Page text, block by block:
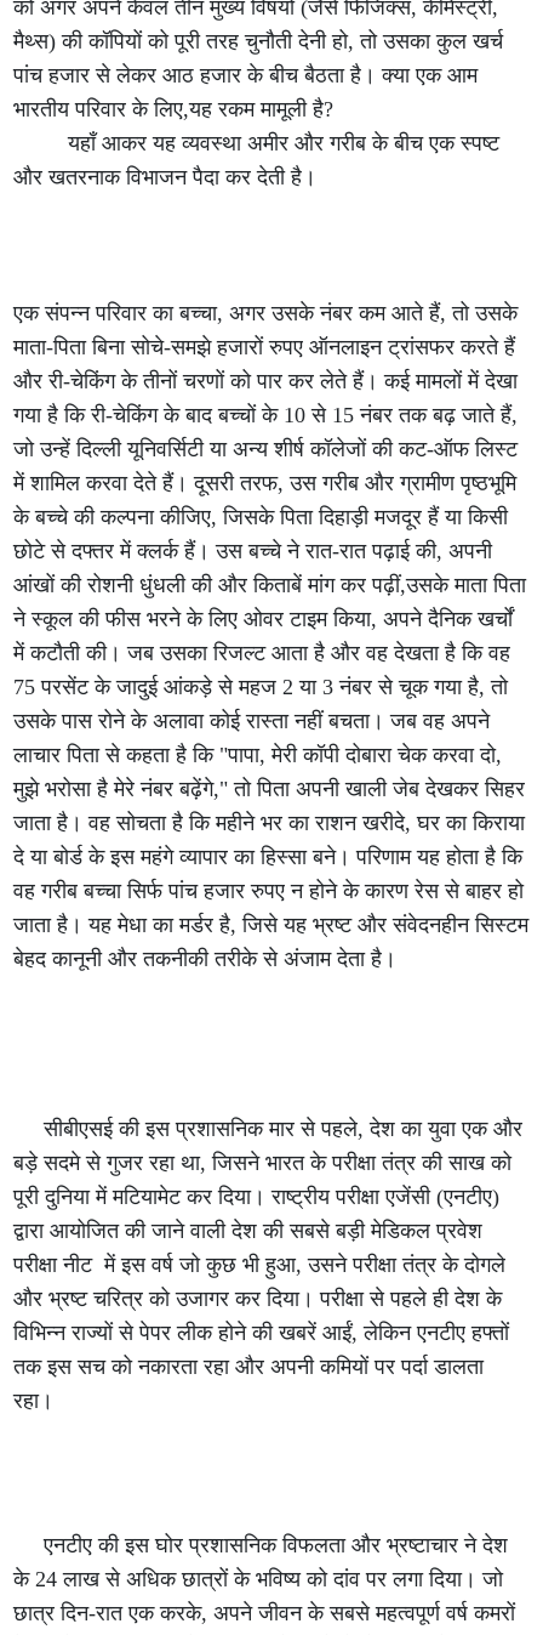
को अगर अपने केवल तीन मुख्य विषयों (जैसे फिजिक्स, केमिस्ट्री,
मैथ्स) की कॉपियों को पूरी तरह चुनौती देनी हो, तो उसका कुल खर्च
पांच हजार से लेकर आठ हजार के बीच बैठता है। क्या एक आम
भारतीय परिवार के लिए,यह रकम मामूली है?
यहाँ आकर यह व्यवस्था अमीर और गरीब के बीच एक स्पष्ट
और खतरनाक विभाजन पैदा कर देती है।
एक संपन्न परिवार का बच्चा, अगर उसके नंबर कम आते हैं, तो उसके
माता-पिता बिना सोचे-समझे हजारों रुपए ऑनलाइन ट्रांसफर करते हैं
और री-चेकिंग के तीनों चरणों को पार कर लेते हैं। कई मामलों में देखा
गया है कि री-चेकिंग के बाद बच्चों के 10 से 15 नंबर तक बढ़ जाते हैं,
जो उन्हें दिल्ली यूनिवर्सिटी या अन्य शीर्ष कॉलेजों की कट-ऑफ लिस्ट
में शामिल करवा देते हैं। दूसरी तरफ, उस गरीब और ग्रामीण पृष्ठभूमि
के बच्चे की कल्पना कीजिए, जिसके पिता दिहाड़ी मजदूर हैं या किसी
छोटे से दफ्तर में क्लर्क हैं। उस बच्चे ने रात-रात पढ़ाई की, अपनी
आंखों की रोशनी धुंधली की और किताबें मांग कर पढ़ीं,उसके माता पिता
ने स्कूल की फीस भरने के लिए ओवर टाइम किया, अपने दैनिक खर्चों
में कटौती की। जब उसका रिजल्ट आता है और वह देखता है कि वह
75 परसेंट के जादुई आंकड़े से महज 2 या 3 नंबर से चूक गया है, तो
उसके पास रोने के अलावा कोई रास्ता नहीं बचता। जब वह अपने
लाचार पिता से कहता है कि "पापा, मेरी कॉपी दोबारा चेक करवा दो,
मुझे भरोसा है मेरे नंबर बढ़ेंगे," तो पिता अपनी खाली जेब देखकर सिहर
जाता है। वह सोचता है कि महीने भर का राशन खरीदे, घर का किराया
दे या बोर्ड के इस महंगे व्यापार का हिस्सा बने। परिणाम यह होता है कि
वह गरीब बच्चा सिर्फ पांच हजार रुपए न होने के कारण रेस से बाहर हो
जाता है। यह मेधा का मर्डर है, जिसे यह भ्रष्ट और संवेदनहीन सिस्टम
बेहद कानूनी और तकनीकी तरीके से अंजाम देता है।
सीबीएसई की इस प्रशासनिक मार से पहले, देश का युवा एक और
बड़े सदमे से गुजर रहा था, जिसने भारत के परीक्षा तंत्र की साख को
पूरी दुनिया में मटियामेट कर दिया। राष्ट्रीय परीक्षा एजेंसी (एनटीए)
द्वारा आयोजित की जाने वाली देश की सबसे बड़ी मेडिकल प्रवेश
परीक्षा नीट में इस वर्ष जो कुछ भी हुआ, उसने परीक्षा तंत्र के दोगले
और भ्रष्ट चरित्र को उजागर कर दिया। परीक्षा से पहले ही देश के
विभिन्न राज्यों से पेपर लीक होने की खबरें आईं, लेकिन एनटीए हफ्तों
तक इस सच को नकारता रहा और अपनी कमियों पर पर्दा डालता
रहा।
एनटीए की इस घोर प्रशासनिक विफलता और भ्रष्टाचार ने देश
के 24 लाख से अधिक छात्रों के भविष्य को दांव पर लगा दिया। जो
छात्र दिन-रात एक करके, अपने जीवन के सबसे महत्वपूर्ण वर्ष कमरों